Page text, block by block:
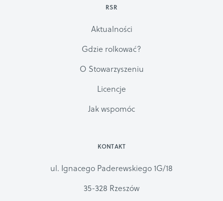
RSR
Aktualności
Gdzie rolkować?
O Stowarzyszeniu
Licencje
Jak wspomóc
KONTAKT
ul. Ignacego Paderewskiego 1G/18
35-328 Rzeszów